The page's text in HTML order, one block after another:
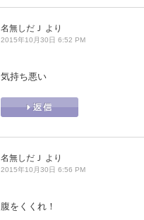
名無しだＪ より
2015年10月30日 6:52 PM
気持ち悪い
名無しだＪ より
2015年10月30日 6:56 PM
腹をくくれ！